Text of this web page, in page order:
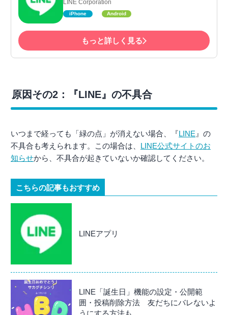
LINE Corporation
iPhone Android
もっと詳しく見る
原因その2：『LINE』の不具合
いつまで経っても「緑の点」が消えない場合、『LINE 』の
不具合も考えられます。この場合は、 LINE公式サイトのお
知らせから、不具合が起きていないか確認してください。
こちらの記事もおすすめ
LINEアプリ
LINE「誕生日」機能の設定・公開範
囲・投稿削除方法 友だちにバレないよ